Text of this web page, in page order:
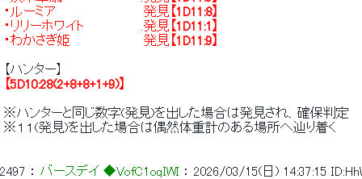
・ルーミア　　　　　　　　 　 発見 【1D11:8】
・リリーホワイト　　　 　 　 .発見 【1D11:1】
・わかさぎ姫　　 　 　 　 　 発見 【1D11:9】
【ハンター】
【5D10:28(2+8+8+1+9)】
※ハンターと同じ数字(発見)を出した場合は発見され、確保判定
※１１(発見)を出した場合は偶然体重計のある場所へ辿り着く
2497 ： バースデイ ◆VofC1oqIWI ： 2026/03/15(日) 14:37:15